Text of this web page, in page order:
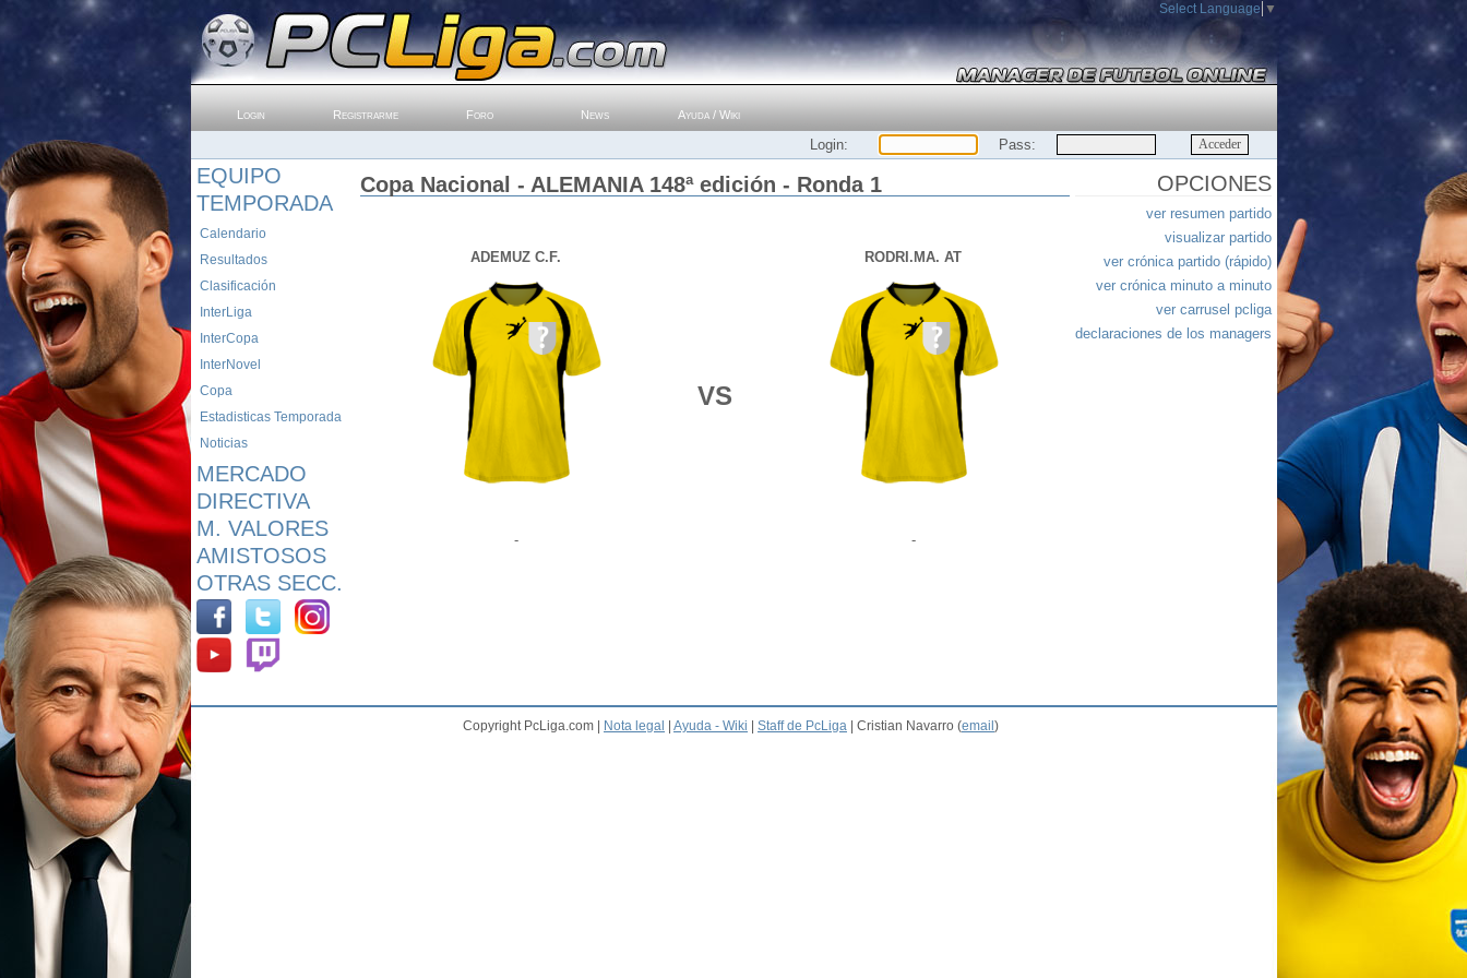
Select Language ▼
Login Registrarme Foro News Ayuda / Wiki
Login: Pass:
EQUIPO
TEMPORADA
Calendario
Resultados
Clasificación
InterLiga
InterCopa
InterNovel
Copa
Estadisticas Temporada
Noticias
MERCADO
DIRECTIVA
M. VALORES
AMISTOSOS
OTRAS SECC.
Copa Nacional - ALEMANIA 148ª edición - Ronda 1
ADEMUZ C.F. RODRI.MA. AT
VS
- -
OPCIONES
ver resumen partido
visualizar partido
ver crónica partido (rápido)
ver crónica minuto a minuto
ver carrusel pcliga
declaraciones de los managers
Copyright PcLiga.com | Nota legal Ayuda - Wiki Staff de PcLiga | Cristian Navarro (email )